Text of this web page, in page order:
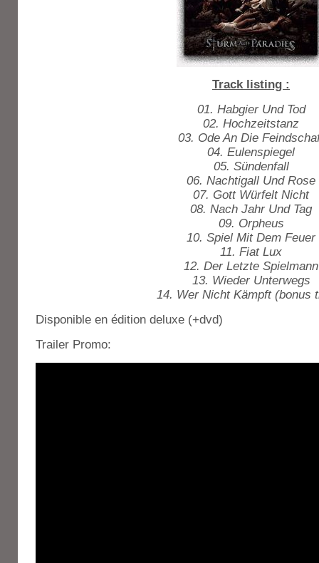
Track listing :
01. Habgier Und Tod
02. Hochzeitstanz
03. Ode An Die
04. Eulenspiegel
05. Sündenfall
06. Nachtigall Und Rose
07. Gott Würfelt Nicht
08. Nach Jahr Und Tag
09. Orpheus
10. Spiel Mit Dem Feuer
11. Fiat Lux
12. Der Letzte Spielmann
13. Wieder Unterwegs
14. Wer Nicht Kämpft (bonus
Disponible en édition deluxe (+dvd)
Trailer Promo: